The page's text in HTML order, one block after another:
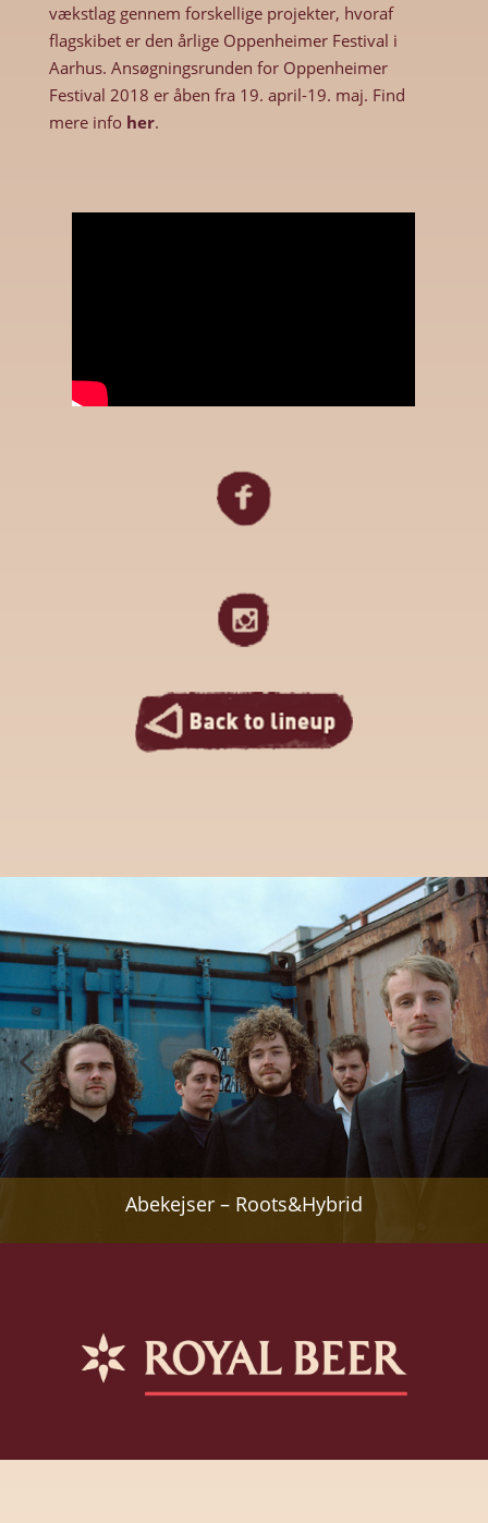
vækstlag gennem forskellige projekter, hvoraf
flagskibet er den årlige Oppenheimer Festival i
Aarhus. Ansøgningsrunden for Oppenheimer
Festival 2018 er åben fra 19. april-19. maj. Find
mere info her.
Abekejser – Roots&Hybrid